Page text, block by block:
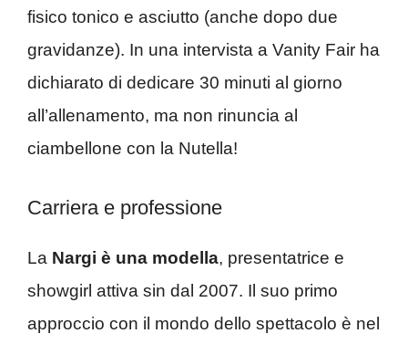
fisico tonico e asciutto (anche dopo due
gravidanze). In una intervista a Vanity Fair ha
dichiarato di dedicare 30 minuti al giorno
all’allenamento, ma non rinuncia al
ciambellone con la Nutella!
Carriera e professione
La Nargi è una modella, presentatrice e
showgirl attiva sin dal 2007. Il suo primo
approccio con il mondo dello spettacolo è nel